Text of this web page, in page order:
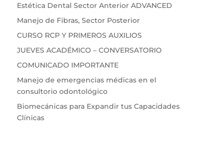
Estética Dental Sector Anterior ADVANCED
Manejo de Fibras, Sector Posterior
CURSO RCP Y PRIMEROS AUXILIOS
JUEVES ACADÉMICO – CONVERSATORIO
COMUNICADO IMPORTANTE
Manejo de emergencias médicas en el
consultorio odontológico
Biomecánicas para Expandir tus Capacidades
Clínicas